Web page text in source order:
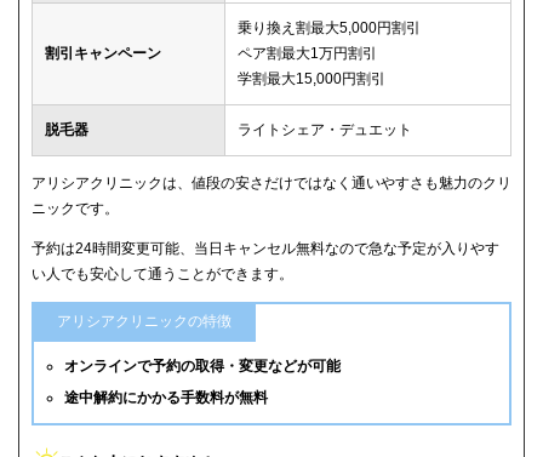
割引キャンペーン
乗り換え割最大5,000円割引
ペア割最大1万円割引
学割最大15,000円割引
脱毛器 ライトシェア・デュエット
アリシアクリニックは、値段の安さだけではなく通いやすさも魅力のクリ
ニックです。
予約は24時間変更可能、当日キャンセル無料なので急な予定が入りやす
い人でも安心して通うことができます。
アリシアクリニックの特徴
オンラインで予約の取得・変更などが可能
途中解約にかかる手数料が無料